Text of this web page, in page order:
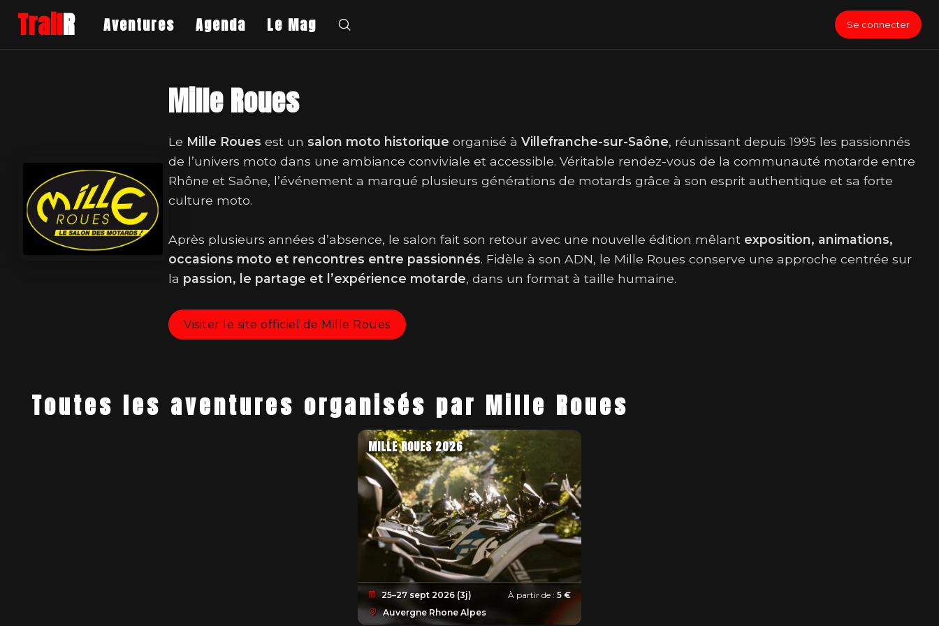
TrailR Aventures Agenda Le Mag Se connecter
Mille Roues
Le Mille Roues est un salon moto historique organisé à Villefranche-sur-Saône, réunissant depuis 1995 les passionnés
de l’univers moto dans une ambiance conviviale et accessible. Véritable rendez-vous de la communauté motarde entre
Rhône et Saône, l’événement a marqué plusieurs générations de motards grâce à son esprit authentique et sa forte
culture moto.
Après plusieurs années d’absence, le salon fait son retour avec une nouvelle édition mêlant exposition, animations,
occasions moto et rencontres entre passionnés. Fidèle à son ADN, le Mille Roues conserve une approche centrée sur
la passion, le partage et l’expérience motarde, dans un format à taille humaine.
Visiter le site officiel de Mille Roues
Toutes les aventures organisés par Mille Roues
MILLE ROUES 2026
25–27 sept 2026 (3j)
Auvergne Rhone Alpes
À partir de :5 €